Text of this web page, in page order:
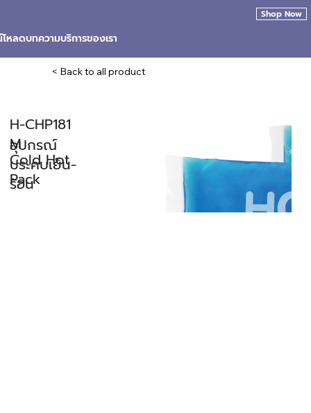
โหลดบทความบริการของเรา
Shop Now
< Back to all product
Cold Hot
Pack
H-CHP181
M
อุปกรณ์
ประคบเย็น-
ร้อน